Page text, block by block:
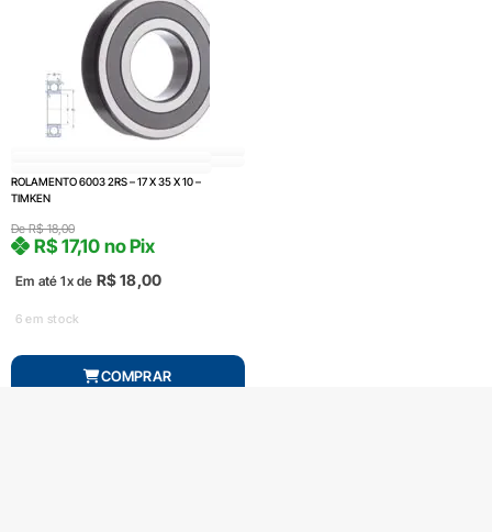
ROLAMENTO 6003 2RS – 17 X 35 X 10 –
TIMKEN
DeR$18,00
Em até 1x de R$18,00
R$17,10 no Pix
6 em stock
COMPRAR